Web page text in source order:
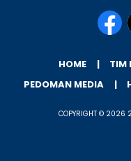
HOME TIM
PEDOMAN MEDIA
COPYRIGHT © 2026